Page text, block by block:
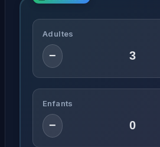
Adultes
−
Enfants
−